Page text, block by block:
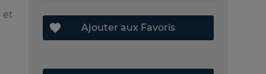
et
Ajouter aux Favoris